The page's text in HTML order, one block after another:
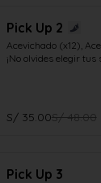
Pick Up 2
Acevichado (x12),
¡No olvides elegir tus
S/ 35.00S/ 48.00
Pick Up 3